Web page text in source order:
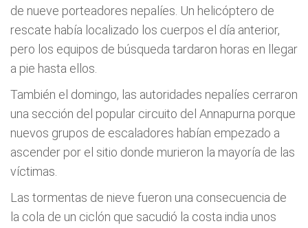
de nueve porteadores nepalíes. Un helicóptero de
rescate había localizado los cuerpos el día anterior,
pero los equipos de búsqueda tardaron horas en llegar
a pie hasta ellos.
También el domingo, las autoridades nepalíes cerraron
una sección del popular circuito del Annapurna porque
nuevos grupos de escaladores habían empezado a
ascender por el sitio donde murieron la mayoría de las
víctimas.
Las tormentas de nieve fueron una consecuencia de
la cola de un ciclón que sacudió la costa india unos